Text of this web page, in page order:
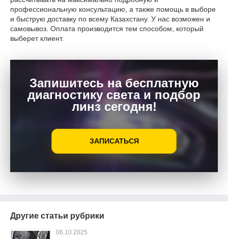
профессиональную консультацию, а также помощь в выборе
и быструю доставку по всему Казахстану. У нас возможен и
самовывоз. Оплата производится тем способом, который
выберет клиент.
Запишитесь на бесплатную
диагностику света и подбор
линз сегодня!
ЗАПИСАТЬСЯ
Другие статьи рубрики
06.10.2025